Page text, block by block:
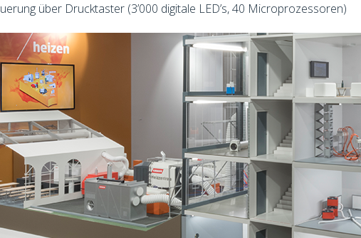
über Drucktaster (3’000 digitale LED’s, 40 Microprozessoren)